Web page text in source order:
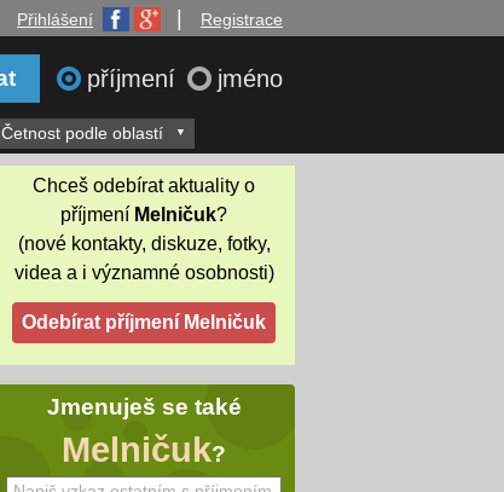
Přihlášení Registrace
příjmení jméno
Četnost podle oblastí
Chceš odebírat aktuality o
příjmení Melničuk?
(nové kontakty, diskuze, fotky,
videa a i významné osobnosti)
Jmenuješ se také
Melničuk?